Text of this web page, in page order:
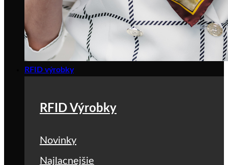
RFID výrobky
RFID Výrobky
Novinky
Najlacnejšie